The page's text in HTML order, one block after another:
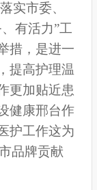
实市委、
有活力”工
措，是进一
提高护理温
更加贴近患
健康邢台作
护工作这为
品牌贡献